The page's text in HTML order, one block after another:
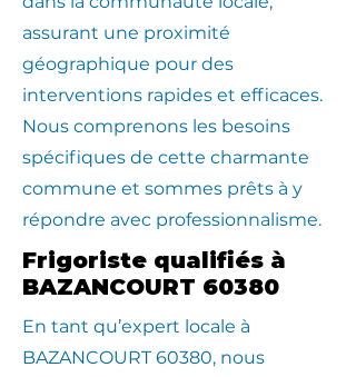
assurant une proximité
géographique pour des
interventions rapides et efficaces.
Nous comprenons les besoins
spécifiques de cette charmante
commune et sommes prêts à y
répondre avec professionnalisme.
Frigoriste qualifiés à
BAZANCOURT 60380
En tant qu’expert locale à
BAZANCOURT 60380, nous